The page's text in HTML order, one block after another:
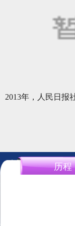
2013年，人民日报
历程